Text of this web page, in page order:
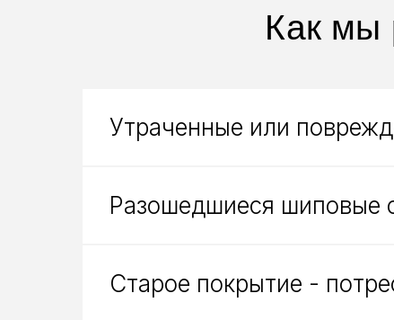
Как мы
Утраченные или
Разошедшиеся шиповые
Старое покрытие -